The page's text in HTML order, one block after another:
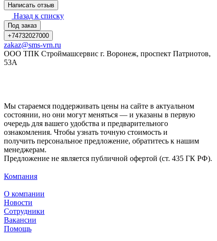
Написать отзыв
Назад к списку
Под заказ
+74732027000
zakaz@sms-vrn.ru
ООО ТПК Строймашсервис г. Воронеж, проспект Патриотов,
53А
Мы стараемся поддерживать цены на сайте в актуальном
состоянии, но они могут меняться — и указаны в первую
очередь для вашего удобства и предварительного
ознакомления. Чтобы узнать точную стоимость и
получить персональное предложение, обратитесь к нашим
менеджерам.
Предложение не является публичной офертой (ст. 435 ГК РФ).
Компания
О компании
Новости
Сотрудники
Вакансии
Помощь